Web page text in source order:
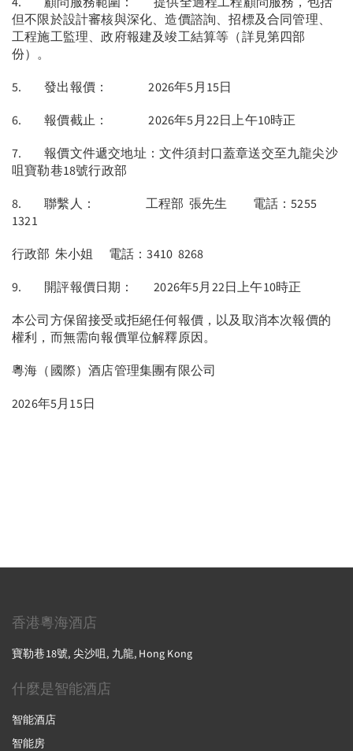
但不限於設計審核與深化、造價諮詢、招標及合同管理、
工程施工監理、政府報建及竣工結算等（詳見第四部
份）。
5. 發出報價： 2026年5月15日
6. 報價截止： 2026年5月22日上午10時正
7. 報價文件遞交地址：文件須封口蓋章送交至九龍尖沙
咀寶勒巷18號行政部
8. 聯繫人： 工程部 張先生 電話：5255
1321
行政部 朱小姐 電話：3410 8268
9. 開評報價日期： 2026年5月22日上午10時正
本公司方保留接受或拒絕任何報價，以及取消本次報價的
權利，而無需向報價單位解釋原因。
粵海（國際）酒店管理集團有限公司
2026年5月15日
香港粵海酒店
寶勒巷18號, 尖沙咀, 九龍, Hong Kong
什麼是智能酒店
智能酒店
智能房